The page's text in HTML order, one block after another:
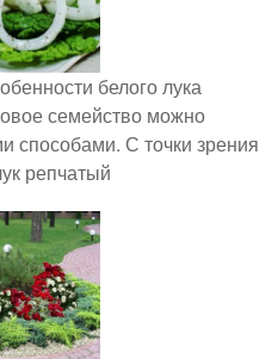
белого лука
семейство можно
способами. С точки зрения
репчатый